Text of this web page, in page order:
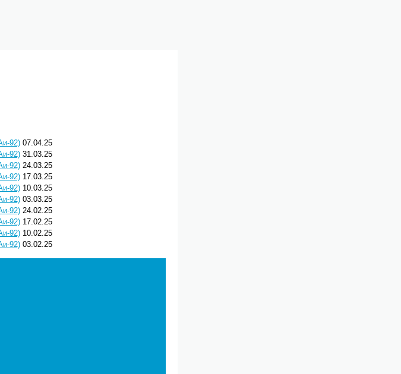
92) 07.04.25
92) 31.03.25
92) 24.03.25
92) 17.03.25
92) 10.03.25
92) 03.03.25
92) 24.02.25
92) 17.02.25
92) 10.02.25
92) 03.02.25